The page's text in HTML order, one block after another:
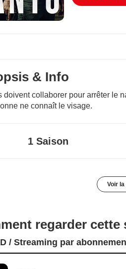
& Info
doivent collaborer pour arrêter le
ne connaît le visage.
1 Saison
Voir la
regarder cette
/ Streaming par